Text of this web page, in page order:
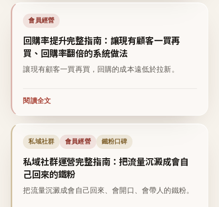
會員經營
回購率提升完整指南：讓現有顧客一買再
買、回購率翻倍的系統做法
讓現有顧客一買再買，回購的成本遠低於拉新。
閱讀全文
私域社群 會員經營 鐵粉口碑
私域社群運營完整指南：把流量沉澱成會自
己回來的鐵粉
把流量沉澱成會自己回來、會開口、會帶人的鐵粉。